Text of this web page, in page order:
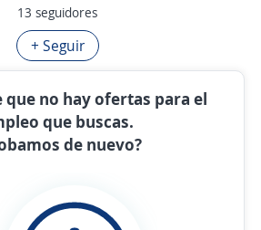
13 seguidores
+ Seguir
que no hay ofertas para el
que buscas.
de nuevo?